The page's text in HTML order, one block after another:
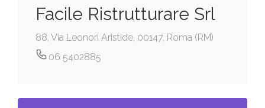
Facile Ristrutturare Srl
88, Via Leonori Aristide, 00147, Roma (RM)
06 5402885